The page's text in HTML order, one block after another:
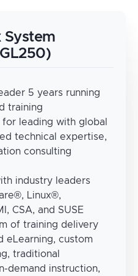
System
5 years running
training
for leading with global
technical expertise,
consulting
industry leaders
Linux®,
CSA, and SUSE
of training delivery
eLearning, custom
traditional
demand instruction,